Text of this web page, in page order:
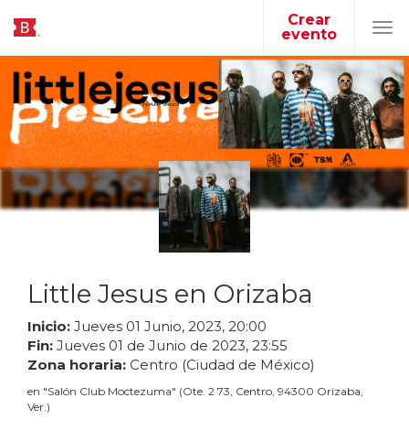
Crear
evento
Little Jesus en Orizaba
Inicio: Jueves 01 Junio, 2023, 20:00
Fin: Jueves 01 de Junio de 2023, 23:55
Zona horaria: Centro (Ciudad de México)
en "Salón Club Moctezuma" (Ote. 2 73, Centro, 94300 Orizaba,
Ver.)